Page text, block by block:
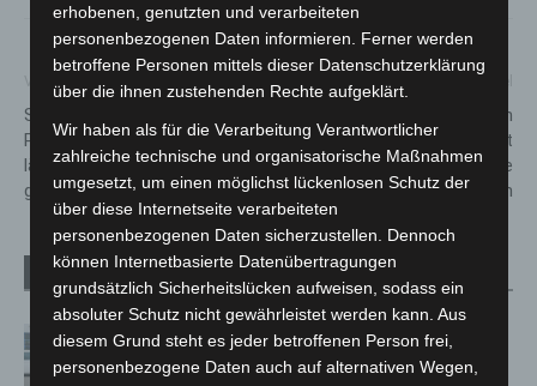
Vorheriger Artikel
Sicher im Alltag:
Präventionsrat Langenhagen
lädt zu Mitmach-Vortrag
gegen Betrug ein
Zigarettenautomat in
Hannover-Bothfeld gesprengt
– zwei Tatverdächtige
festgenommen
Niedersachsen: Feuerwehrkräfte
kehren nach Waldbrandeinsatz aus
erhobenen, genutzten und verarbeiteten
personenbezogenen Daten informieren. Ferner werden
betroffene Personen mittels dieser Datenschutzerklärung
über die ihnen zustehenden Rechte aufgeklärt.
Wir haben als für die Verarbeitung Verantwortlicher
zahlreiche technische und organisatorische Maßnahmen
umgesetzt, um einen möglichst lückenlosen Schutz der
über diese Internetseite verarbeiteten
personenbezogenen Daten sicherzustellen. Dennoch
können Internetbasierte Datenübertragungen
grundsätzlich Sicherheitslücken aufweisen, sodass ein
absoluter Schutz nicht gewährleistet werden kann. Aus
diesem Grund steht es jeder betroffenen Person frei,
personenbezogene Daten auch auf alternativen Wegen,